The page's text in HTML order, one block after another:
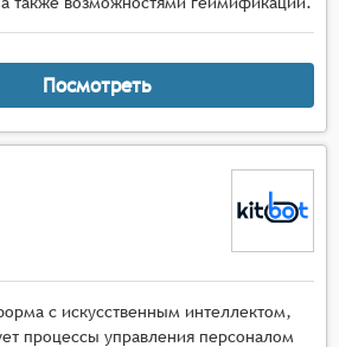
Посмотреть
с искусственным интеллектом,
процессы управления персоналом